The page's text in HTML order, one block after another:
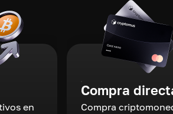
en
Compra
Compra